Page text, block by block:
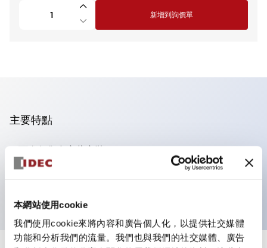
本網站使用cookie
我們使用cookie來將內容和廣告個人化，以提供社交媒體
功能和分析我們的流量。我們也與我們的社交媒體、廣告
新增到詢價單
主要特點
可進行集合密著安裝
附鎖選擇開關採用高安全性的彈子鎖結構